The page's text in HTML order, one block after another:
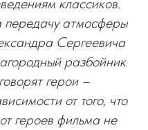
классиков.
передачу атмосферы
Сергеевича
разбойник
герои –
от того, что
героев фильма не